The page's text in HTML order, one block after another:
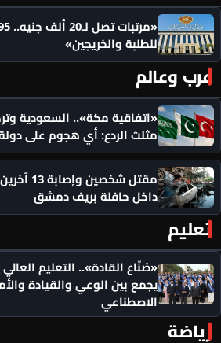
للطلبة والخريجين»
عرب وعالم
«اتفاقية مكة».. السعودية
مثلث الردع: أي هجوم على دولة
مقتل
داخل حافلة بريف دمشق
تعليم
«صُنّاع القادة».. التعليم
يجمع بين الوعي والقيادة
الاصطناعي
رياضة